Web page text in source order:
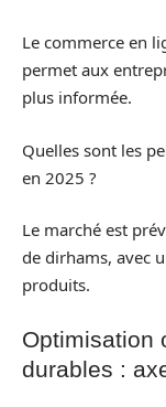
Le commerce en
permet aux
plus informée.
Quelles sont les
en 2025 ?
Le marché est
de dirhams, avec
produits.
Optimisation
durables :